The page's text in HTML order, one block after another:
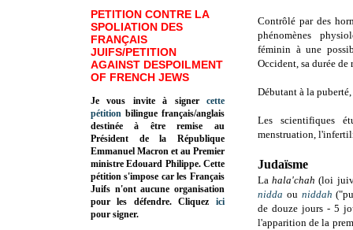
Contrôlé par des
phénomènes
féminin à une
Occident, sa durée de
Débutant à la
Les scientifiques
menstruation,
Judaïsme
Lahala'chah(loi
nidda ou niddah
de douze jours - 5
l'apparition de la
PETITION CONTRE LA
SPOLIATION DES
FRANÇAIS
JUIFS/PETITION
AGAINST DESPOILMENT
OF FRENCH JEWS
Je vous invite à signer cette
pétition bilingue français/anglais
destinée à être remise au
Président de la République
Emmanuel Macron et au Premier
ministre Edouard Philippe. Cette
pétition s'impose car les Français
Juifs n'ont aucune organisation
pour les défendre. Cliquez
ici
pour signer.